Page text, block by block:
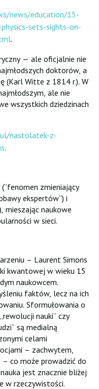
news/education/15-
sets-sights-on-
.
— ale oficjalnie nie
doktorów, a
(Karl Witte z 1814 r.). W
ale nie
wszystkich dziedzinach
nastolatek-z-
.
zmieniający
ekspertów”) i
mieszając naukowe
w sieci.
– Laurent Simons
kwantowej w wieku 15
naukowcem.
faktów, lecz na ich
Sformułowania o
nauki” czy
są medialną
celami
– zachwytem,
co może prowadzić do
jest znacznie bliżej
w rzeczywistości.